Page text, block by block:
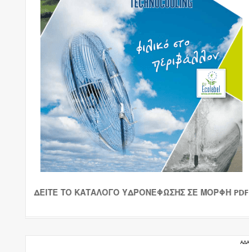
ΔΕΙΤΕ ΤΟ ΚΑΤΑΛΟΓΟ ΥΔΡΟΝΕΦΩΣΗΣ ΣΕ ΜΟΡΦΗ PDF